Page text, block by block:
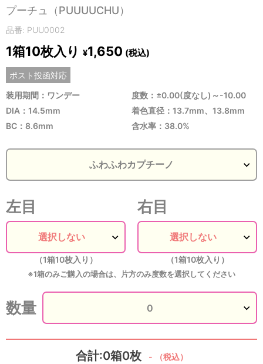
プーチュ（PUUUUCHU）
品番: PUU0002
1箱10枚入り ¥1,650 (税込)
ポスト投函対応
装用期間：ワンデー
度数：±0.00(度なし)～-10.00
DIA：14.5mm
着色直径：13.7mm、13.8mm
BC：8.6mm
含水率：38.0%
左目
（1箱10枚入り）
右目
（1箱10枚入り）
※1箱のみご購入の場合は、片方のみ度数を選択してください
数量
合計:0箱0枚 - （税込）